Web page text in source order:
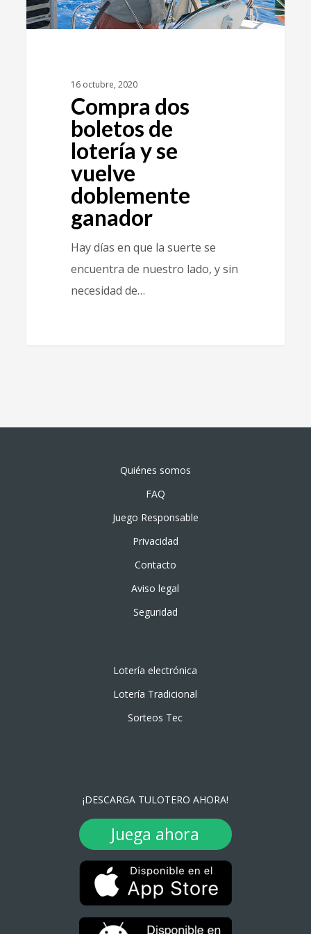
16 octubre, 2020
Compra dos
boletos de
lotería y se
vuelve
doblemente
ganador
Hay días en que la suerte se
encuentra de nuestro lado, y sin
necesidad de…
Quiénes somos
FAQ
Juego Responsable
Privacidad
Contacto
Aviso legal
Seguridad
Lotería electrónica
Lotería Tradicional
Sorteos Tec
¡DESCARGA TULOTERO AHORA!
Juega ahora